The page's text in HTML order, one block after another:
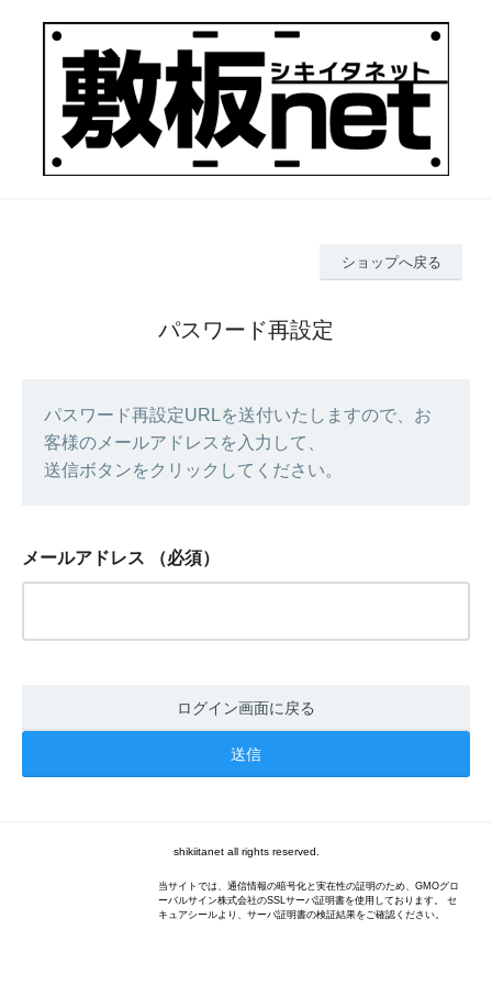
ショップへ戻る
パスワード再設定
パスワード再設定URLを送付いたしますので、お
客様のメールアドレスを入力して、
送信ボタンをクリックしてください。
メールアドレス （必須）
ログイン画面に戻る
shikiitanet all rights reserved.
当サイトでは、通信情報の暗号化と実在性の証明のため、GMOグロ
ーバルサイン株式会社のSSLサーバ証明書を使用しております。 セ
キュアシールより、サーバ証明書の検証結果をご確認ください。